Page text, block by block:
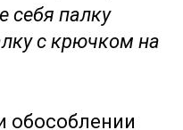
себя палку
с крючком на
обособлении